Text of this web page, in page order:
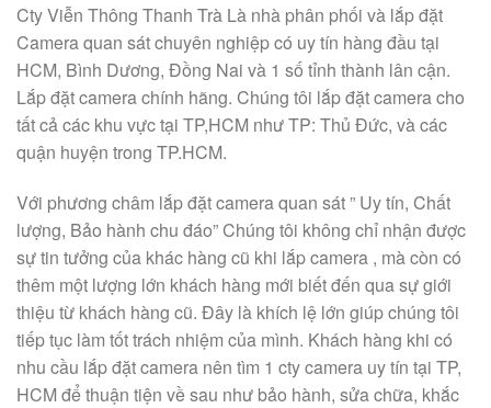
Cty Viễn Thông Thanh Trà Là nhà phân phối và lắp đặt
Camera quan sát chuyên nghiệp có uy tín hàng đầu tại
HCM, Bình Dương, Đồng Nai và 1 số tỉnh thành lân cận.
Lắp đặt camera chính hãng. Chúng tôi lắp đặt camera cho
tất cả các khu vực tại TP,HCM như TP: Thủ Đức, và các
quận huyện trong TP.HCM.
Với phương châm lắp đặt camera quan sát ” Uy tín, Chất
lượng, Bảo hành chu đáo” Chúng tôi không chỉ nhận được
sự tin tưởng của khác hàng cũ khi lắp camera , mà còn có
thêm một lượng lớn khách hàng mới biết đến qua sự giới
thiệu từ khách hàng cũ. Đây là khích lệ lớn giúp chúng tôi
tiếp tục làm tốt trách nhiệm của mình. Khách hàng khi có
nhu cầu lắp đặt camera nên tìm 1 cty camera uy tín tại TP,
HCM để thuận tiện về sau như bảo hành, sửa chữa, khắc